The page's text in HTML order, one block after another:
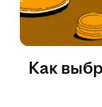
Как